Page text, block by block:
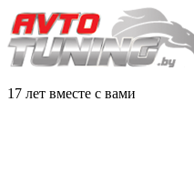
17 лет вместе с вами